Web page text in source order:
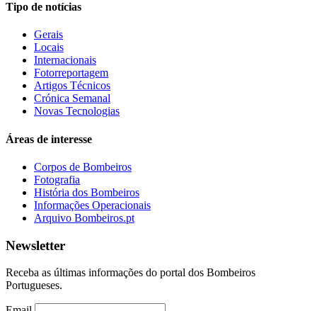
Tipo de notícias
Gerais
Locais
Internacionais
Fotorreportagem
Artigos Técnicos
Crónica Semanal
Novas Tecnologias
Áreas de interesse
Corpos de Bombeiros
Fotografia
História dos Bombeiros
Informações Operacionais
Arquivo Bombeiros.pt
Newsletter
Receba as últimas informações do portal dos Bombeiros
Portugueses.